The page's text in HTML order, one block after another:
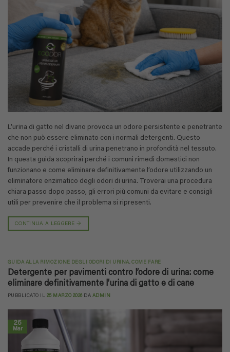
L’urina di gatto nel divano provoca un odore persistente e penetrante
che non può essere eliminato con i normali detergenti. Questo
accade perché i cristalli di urina penetrano in profondità nel tessuto.
In questa guida scoprirai perché i comuni rimedi domestici non
funzionano e come eliminare definitivamente l’odore utilizzando un
eliminatore enzimatico degli odori di urina. Troverai una procedura
chiara passo dopo passo, gli errori più comuni da evitare e consigli
utili per prevenire che il problema si ripresenti.
CONTINUA A LEGGERE→
GUIDA ALLA RIMOZIONE DEGLI ODORI DI URINA,COME FARE
Detergente per pavimenti contro l’odore di urina: come
eliminare definitivamente l’urina di gatto e di cane
PUBBLICATO IL 25 MARZO 2026 DA ADMIN
25
Mar